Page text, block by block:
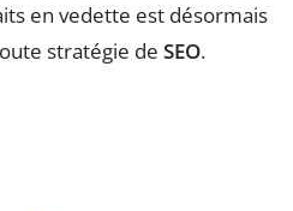
en vedette est désormais
stratégie de SEO.